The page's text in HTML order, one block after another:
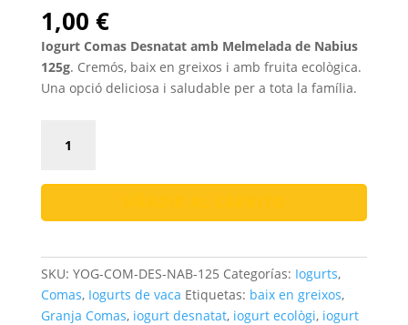
1,00 €
Iogurt Comas Desnatat amb Melmelada de Nabius
125g. Cremós, baix en greixos i amb fruita ecològica.
Una opció deliciosa i saludable per a tota la família.
Comas
amb
Melmelada
Nabius
cantidad
SKU: YOG-COM-DES-NAB-125 Categorías: Iogurts,
Comas, Iogurts de vaca Etiquetas: baix en greixos,
Granja Comas, iogurt desnatat, iogurt ecològi, iogurt